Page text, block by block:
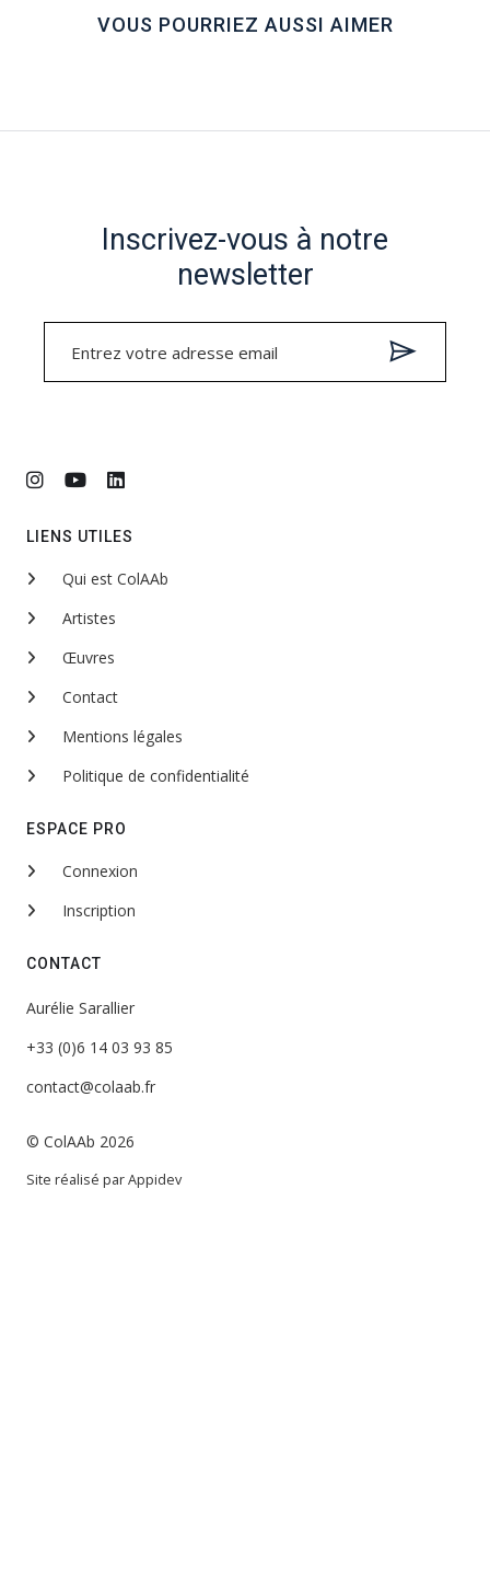
VOUS POURRIEZ AUSSI AIMER
Inscrivez-vous à notre
newsletter
LIENS UTILES
Qui est ColAAb
Artistes
Œuvres
Contact
Mentions légales
Politique de confidentialité
ESPACE PRO
Connexion
Inscription
CONTACT
Aurélie Sarallier
+33 (0)6 14 03 93 85
contact@colaab.fr
© ColAAb 2026
Site réalisé parAppidev